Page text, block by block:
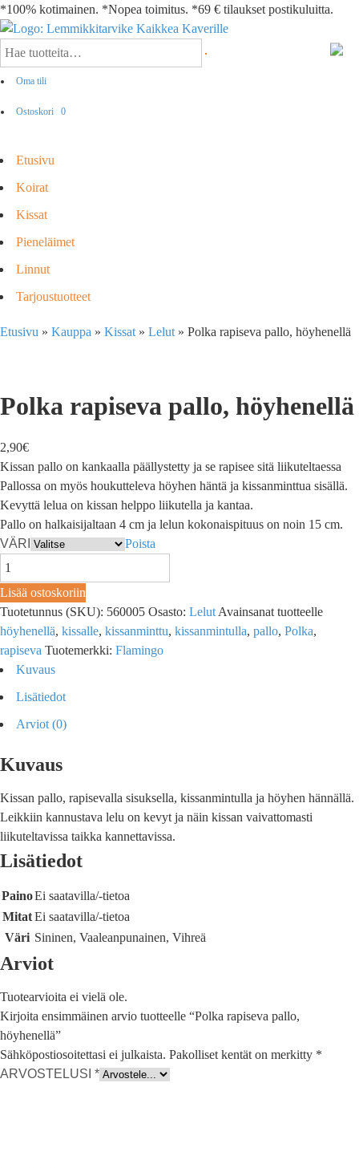
*100% kotimainen. *Nopea toimitus. *69 € tilaukset postikuluitta.
Oma tili
Ostoskori 0
Etusivu
Koirat
Kissat
Pieneläimet
Linnut
Tarjoustuotteet
Etusivu » Kauppa » Kissat » Lelut » Polka rapiseva pallo, höyhenellä
Polka rapiseva pallo, höyhenellä
2,90€
Kissan pallo on kankaalla päällystetty ja se rapisee sitä liikuteltaessa
Pallossa on myös houkutteleva höyhen häntä ja kissanminttua sisällä.
Kevyttä lelua on kissan helppo liikutella ja kantaa.
Pallo on halkaisijaltaan 4 cm ja lelun kokonaispituus on noin 15 cm.
VÄRI
Poista
Lisää ostoskoriin
Tuotetunnus (SKU): 560005 Osasto: Lelut Avainsanat tuotteelle
höyhenellä, kissalle, kissanminttu, kissanmintulla, pallo, Polka,
rapiseva Tuotemerkki: Flamingo
Kuvaus
Lisätiedot
Arviot (0)
Kuvaus
Kissan pallo, rapisevalla sisuksella, kissanmintulla ja höyhen hännällä.
Leikkiin kannustava lelu on kevyt ja näin kissan vaivattomasti
liikuteltavissa taikka kannettavissa.
Lisätiedot
PainoEi saatavilla/-tietoa
MitatEi saatavilla/-tietoa
Väri Sininen, Vaaleanpunainen, Vihreä
Arviot
Tuotearvioita ei vielä ole.
Kirjoita ensimmäinen arvio tuotteelle “Polka rapiseva pallo,
höyhenellä”
Sähköpostiosoitettasi ei julkaista. Pakolliset kentät on merkitty *
ARVOSTELUSI *